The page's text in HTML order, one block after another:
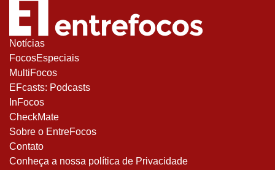
Notícias
FocosEspeciais
MultiFocos
EFcasts: Podcasts
InFocos
CheckMate
Sobre o EntreFocos
Contato
Conheça a nossa política de Privacidade